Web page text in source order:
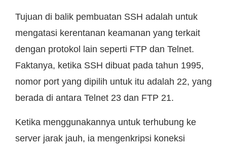
Tujuan di balik pembuatan SSH adalah untuk
mengatasi kerentanan keamanan yang terkait
dengan protokol lain seperti FTP dan Telnet.
Faktanya, ketika SSH dibuat pada tahun 1995,
nomor port yang dipilih untuk itu adalah 22, yang
berada di antara Telnet 23 dan FTP 21.
Ketika menggunakannya untuk terhubung ke
server jarak jauh, ia mengenkripsi koneksi